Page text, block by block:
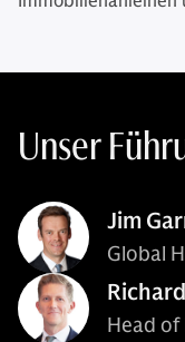
Unser
Jim
Global
Head of